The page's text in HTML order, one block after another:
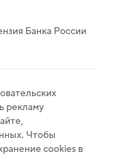
Банка России
рекламу
Чтобы
cookies в